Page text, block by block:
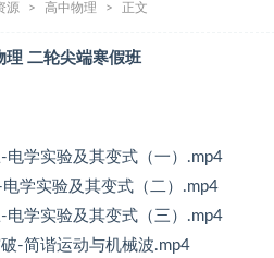
源 高中物理 正文
二轮尖端寒假班
学实验及其变式（一）.mp4
学实验及其变式（二）.mp4
学实验及其变式（三）.mp4
-简谐运动与机械波.mp4